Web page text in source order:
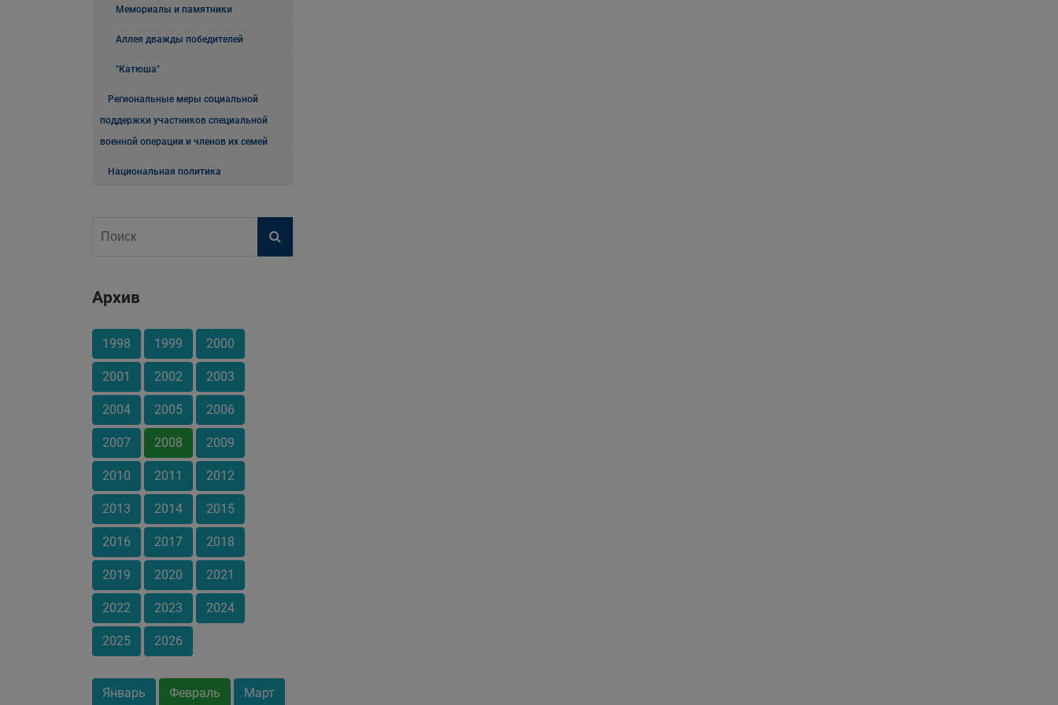
Мемориалы и памятники
Аллея дважды победителей
"Катюша"
Региональные меры социальной
поддержки участников специальной
военной операции и членов их семей
Национальная политика
Архив
1998 1999 2000
2001 2002 2003
2004 2005 2006
2007 2008 2009
2010 2011 2012
2013 2014 2015
2016 2017 2018
2019 2020 2021
2022 2023 2024
2025 2026
Январь Февраль Март